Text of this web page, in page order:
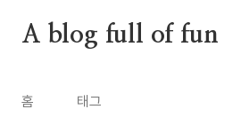
A blog full of fun
홈 태그